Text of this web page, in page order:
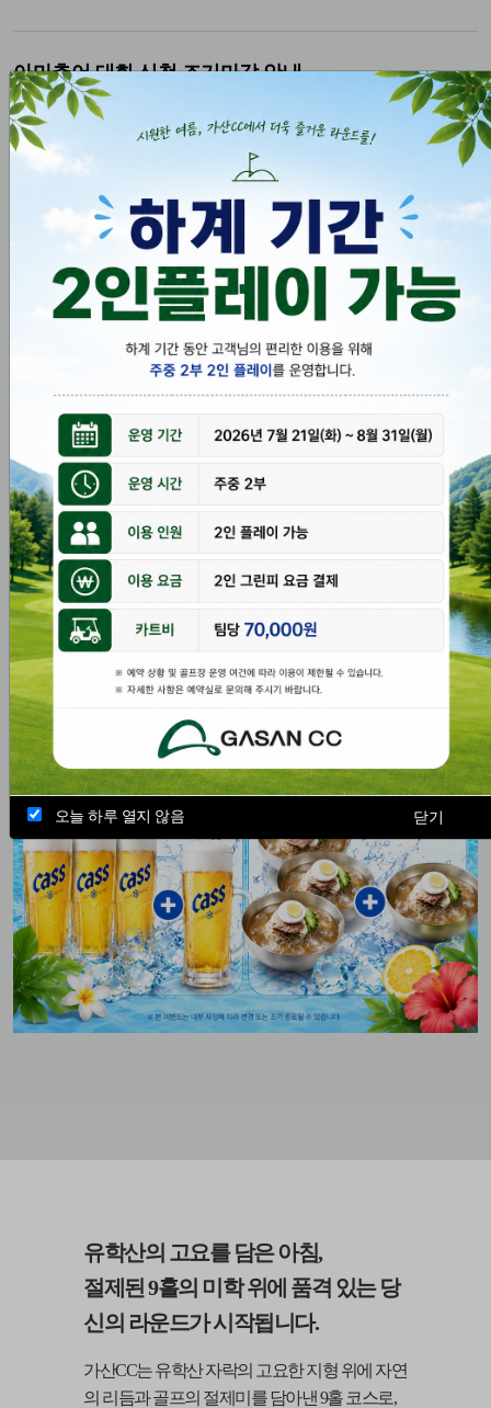
아마추어 대회 신청 조기마감 안내
2026.06.20
아마추어 대회 여성부 예선전 공지
유학산의 고요를 담은 아침,
절제된 9홀의 미학 위에 품격 있는 당
신의 라운드가 시작됩니다.
가산CC는 유학산 자락의 고요한 지형 위에 자연
의 리듬과 골프의 절제미를 담아낸 9홀 코스로,
오늘 하루 열지 않음 닫기